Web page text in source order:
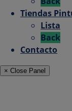
Tiendas
Lista
Back
Contacto
× Close Panel